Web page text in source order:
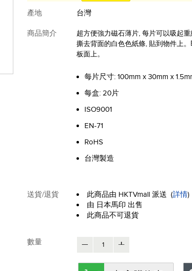
產地
台灣
商品簡介
超方便強力磁石薄片, 每片可以吸起
撕去背面的白色色紙條, 貼到物件上
板面上。
每片尺寸: 100mm x 30mm x
每盒: 20片
ISO9001
EN-71
RoHS
台灣製造
送貨/退貨 此商品由 HKTVmall 派送 (詳情)
由 日本馬印 出售
此商品不可退貨
數量